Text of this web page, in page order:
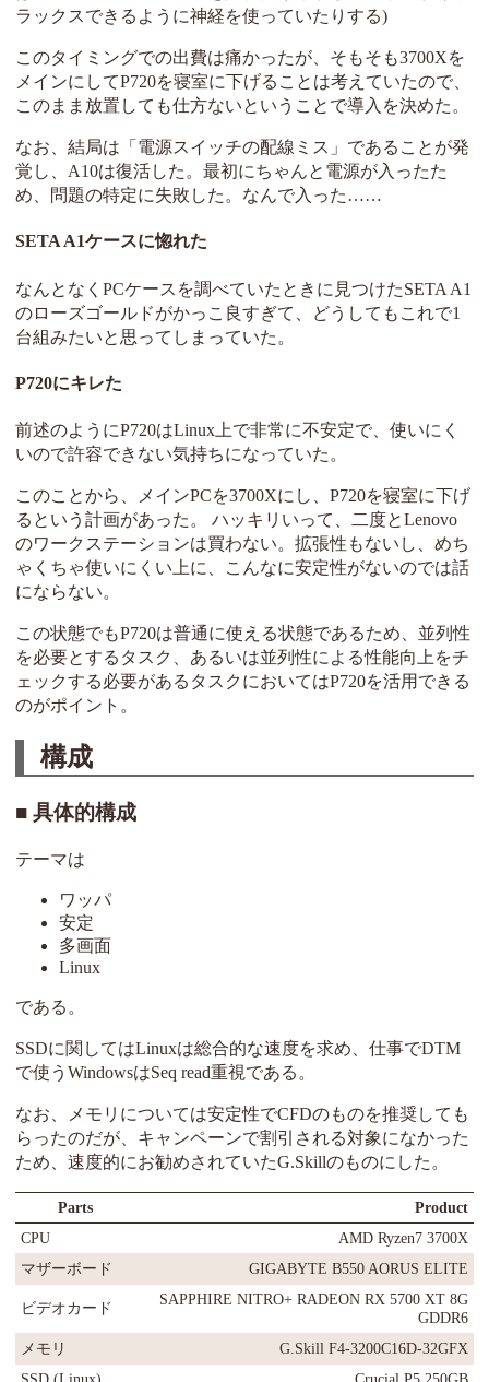
ラックスできるように神経を使っていたりする)
このタイミングでの出費は痛かったが、そもそも3700Xを
メインにしてP720を寝室に下げることは考えていたので、
このまま放置しても仕方ないということで導入を決めた。
なお、結局は「電源スイッチの配線ミス」であることが発
覚し、A10は復活した。最初にちゃんと電源が入ったた
め、問題の特定に失敗した。なんで入った……
SETA A1ケースに惚れた
なんとなくPCケースを調べていたときに見つけたSETA A1
のローズゴールドがかっこ良すぎて、どうしてもこれで1
台組みたいと思ってしまっていた。
P720にキレた
前述のようにP720はLinux上で非常に不安定で、使いにく
いので許容できない気持ちになっていた。
このことから、メインPCを3700Xにし、P720を寝室に下げ
るという計画があった。 ハッキリいって、二度とLenovo
のワークステーションは買わない。拡張性もないし、めち
ゃくちゃ使いにくい上に、こんなに安定性がないのでは話
にならない。
この状態でもP720は普通に使える状態であるため、並列性
を必要とするタスク、あるいは並列性による性能向上をチ
ェックする必要があるタスクにおいてはP720を活用できる
のがポイント。
構成
具体的構成
テーマは
ワッパ
安定
多画面
Linux
である。
SSDに関してはLinuxは総合的な速度を求め、仕事でDTM
で使うWindowsはSeq read重視である。
なお、メモリについては安定性でCFDのものを推奨しても
らったのだが、キャンペーンで割引される対象になかった
ため、速度的にお勧めされていたG.Skillのものにした。
Parts
Product
CPU
AMD Ryzen7 3700X
マザーボード
GIGABYTE B550 AORUS ELITE
ビデオカード
SAPPHIRE NITRO+ RADEON RX 5700 XT 8G
GDDR6
メモリ
G.Skill F4-3200C16D-32GFX
SSD (Linux)
Crucial P5 250GB